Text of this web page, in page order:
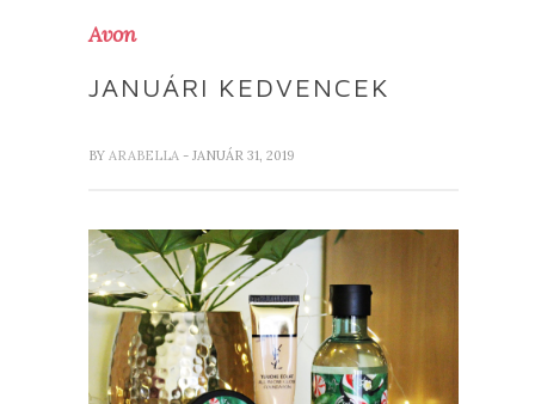
Avon
JANUÁRI KEDVENCEK
BY ARABELLA - JANUÁR 31, 2019